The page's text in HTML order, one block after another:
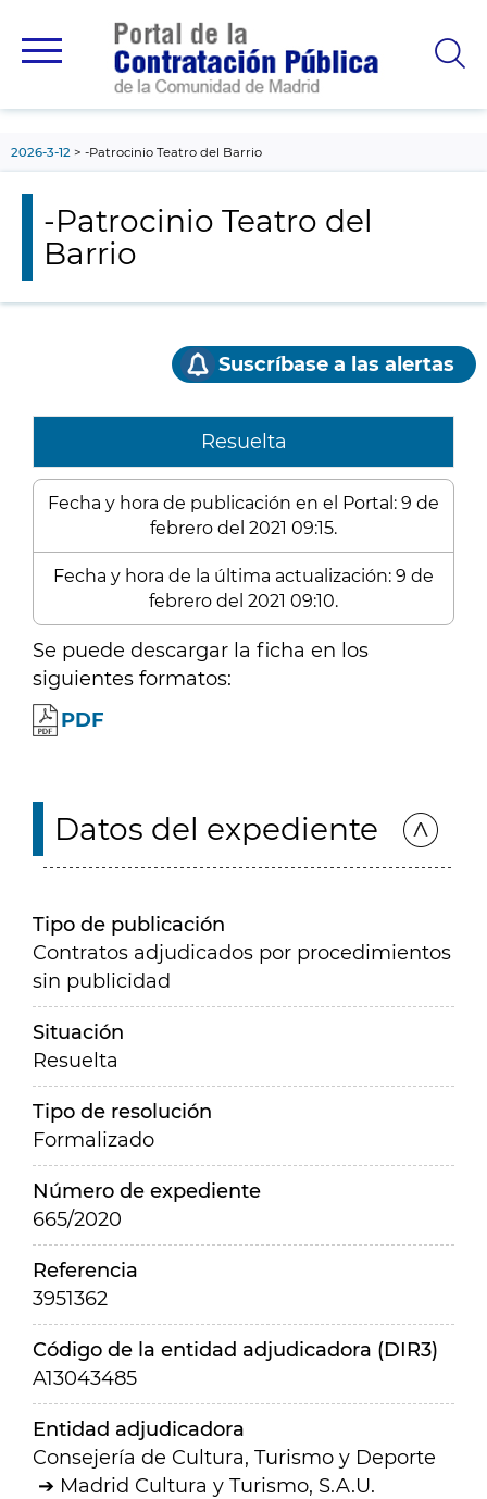
principal
2026-3-12 -Patrocinio Teatro del Barrio
-Patrocinio Teatro del
Barrio
Suscríbase a las alertas
Resuelta
Fecha y hora de publicación en el Portal: 9 de
febrero del 2021 09:15.
Fecha y hora de la última actualización: 9 de
febrero del 2021 09:10.
Se puede descargar la ficha en los
siguientes formatos:
PDF
Datos del expediente
Tipo de publicación
Contratos adjudicados por procedimientos
sin publicidad
Situación
Resuelta
Tipo de resolución
Formalizado
Número de expediente
665/2020
Referencia
3951362
Código de la entidad adjudicadora (DIR3)
A13043485
Entidad adjudicadora
Consejería de Cultura, Turismo y Deporte
Madrid Cultura y Turismo, S.A.U.